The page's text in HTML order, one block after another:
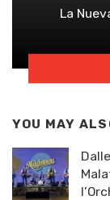
La
YOU MAY